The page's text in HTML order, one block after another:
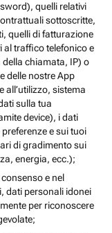
quelli relativi
sottoscritte,
quelli di fatturazione
al traffico telefonico e
chiamata, IP) o
delle nostre App
all’utilizzo, sistema
sulla tua
device), i dati
e sui tuoi
di gradimento sui
energia, ecc.);
e nel
dati personali idonei
per riconoscere